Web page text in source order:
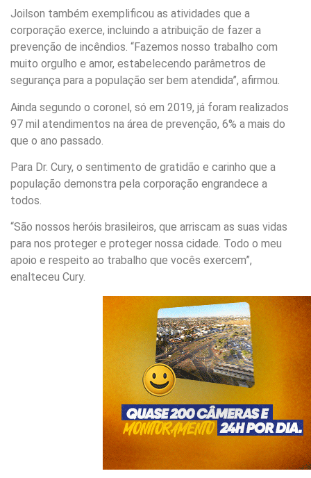
Joilson também exemplificou as atividades que a
corporação exerce, incluindo a atribuição de fazer a
prevenção de incêndios. “Fazemos nosso trabalho com
muito orgulho e amor, estabelecendo parâmetros de
segurança para a população ser bem atendida”, afirmou.
Ainda segundo o coronel, só em 2019, já foram realizados
97 mil atendimentos na área de prevenção, 6% a mais do
que o ano passado.
Para Dr. Cury, o sentimento de gratidão e carinho que a
população demonstra pela corporação engrandece a
todos.
“São nossos heróis brasileiros, que arriscam as suas vidas
para nos proteger e proteger nossa cidade. Todo o meu
apoio e respeito ao trabalho que vocês exercem”,
enalteceu Cury.